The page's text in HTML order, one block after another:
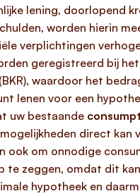
lening, doorlopend
worden hierin
verplichtingen
geregistreerd bij
waardoor het
lenen voor een
uw bestaande
mogelijkheden direct kan
ook om onnodige
te zeggen, omdat dit
hypotheek en